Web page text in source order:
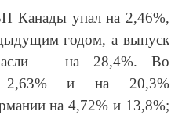
Канады упал на 2,46%,
годом, а выпуск
– на 28,4%. Во
и на 20,3%
на 4,72% и 13,8%;